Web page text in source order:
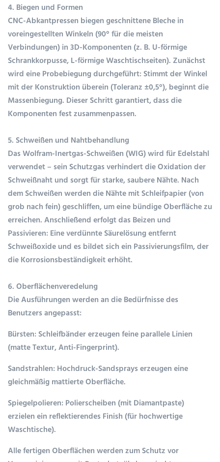
4. Biegen und Formen
CNC-Abkantpressen biegen geschnittene Bleche in
voreingestellten Winkeln (90° für die meisten
Verbindungen) in 3D-Komponenten (z. B. U-förmige
Schrankkorpusse, L-förmige Waschtischseiten). Zunächst
wird eine Probebiegung durchgeführt: Stimmt der Winkel
mit der Konstruktion überein (Toleranz ±0,5°), beginnt die
Massenbiegung. Dieser Schritt garantiert, dass die
Komponenten fest zusammenpassen.
5. Schweißen und Nahtbehandlung
Das Wolfram-Inertgas-Schweißen (WIG) wird für Edelstahl
verwendet – sein Schutzgas verhindert die Oxidation der
Schweißnaht und sorgt für starke, saubere Nähte. Nach
dem Schweißen werden die Nähte mit Schleifpapier (von
grob nach fein) geschliffen, um eine bündige Oberfläche zu
erreichen. Anschließend erfolgt das Beizen und
Passivieren: Eine verdünnte Säurelösung entfernt
Schweißoxide und es bildet sich ein Passivierungsfilm, der
die Korrosionsbeständigkeit erhöht.
6. Oberflächenveredelung
Die Ausführungen werden an die Bedürfnisse des
Benutzers angepasst:
Bürsten: Schleifbänder erzeugen feine parallele Linien
(matte Textur, Anti-Fingerprint).
Sandstrahlen: Hochdruck-Sandsprays erzeugen eine
gleichmäßig mattierte Oberfläche.
Spiegelpolieren: Polierscheiben (mit Diamantpaste)
erzielen ein reflektierendes Finish (für hochwertige
Waschtische).
Alle fertigen Oberflächen werden zum Schutz vor